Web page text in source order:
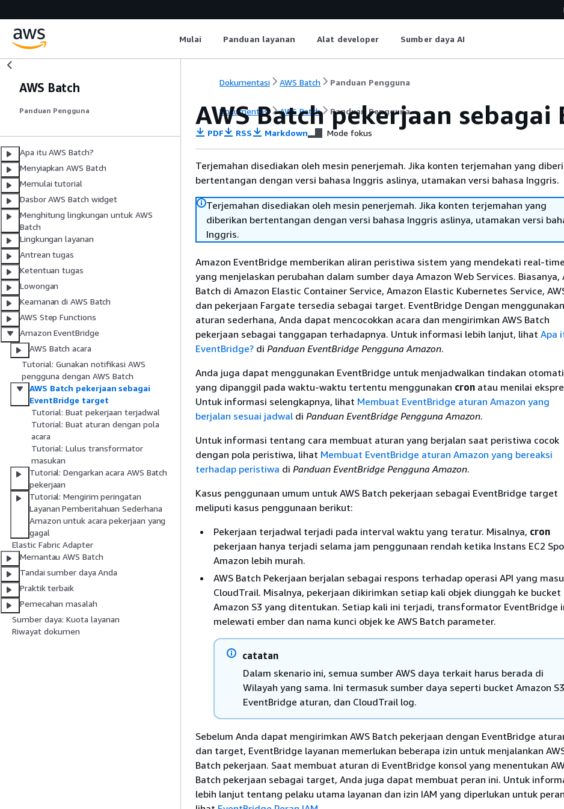
Mulai Panduan layanan Alat developer Sumber daya AI
AWS Batch
Panduan Pengguna
Apa itu AWS Batch?
Menyiapkan AWS Batch
Memulai tutorial
Dasbor AWS Batch widget
Menghitung lingkungan untuk AWS
Batch
Lingkungan layanan
Antrean tugas
Ketentuan tugas
Lowongan
Keamanan di AWS Batch
AWS Step Functions
Amazon EventBridge
AWS Batch acara
Tutorial: Gunakan notifikasi AWS
pengguna dengan AWS Batch
AWS Batch pekerjaan sebagai
EventBridge target
Tutorial: Buat pekerjaan terjadwal
Tutorial: Buat aturan dengan pola
acara
Tutorial: Lulus transformator
masukan
Tutorial: Dengarkan acara AWS Batch
pekerjaan
Tutorial: Mengirim peringatan
Layanan Pemberitahuan Sederhana
Amazon untuk acara pekerjaan yang
gagal
Elastic Fabric Adapter
Memantau AWS Batch
Tandai sumber daya Anda
Praktik terbaik
Pemecahan masalah
Sumber daya: Kuota layanan
Riwayat dokumen
Dokumentasi AWS Batch Panduan Pengguna
Dokumentasi AWS Batch Panduan Pengguna
AWS Batch pekerjaan
PDF RSS Markdown Mode fokus
Terjemahan disediakan oleh mesin penerjemah. Jika konten terjemahan yang
bertentangan dengan versi bahasa Inggris aslinya, utamakan versi bahasa Inggris.
Terjemahan disediakan oleh mesin penerjemah. Jika konten terjemahan yang
diberikan bertentangan dengan versi bahasa Inggris aslinya, utamakan versi
Inggris.
Amazon EventBridge memberikan aliran peristiwa sistem yang mendekati real-time
yang menjelaskan perubahan dalam sumber daya Amazon Web Services. Biasanya,
Batch di Amazon Elastic Container Service, Amazon Elastic Kubernetes Service,
dan pekerjaan Fargate tersedia sebagai target. EventBridge Dengan menggunakan
aturan sederhana, Anda dapat mencocokkan acara dan mengirimkan AWS Batch
pekerjaan sebagai tanggapan terhadapnya. Untuk informasi lebih lanjut, lihat Apa
EventBridge? di Panduan EventBridge Pengguna Amazon.
Anda juga dapat menggunakan EventBridge untuk menjadwalkan tindakan
yang dipanggil pada waktu-waktu tertentu menggunakan cron atau menilai
Untuk informasi selengkapnya, lihat Membuat EventBridge aturan Amazon yang
berjalan sesuai jadwal di Panduan EventBridge Pengguna Amazon.
Untuk informasi tentang cara membuat aturan yang berjalan saat peristiwa cocok
dengan pola peristiwa, lihat Membuat EventBridge aturan Amazon yang bereaksi
terhadap peristiwa di Panduan EventBridge Pengguna Amazon.
Kasus penggunaan umum untuk AWS Batch pekerjaan sebagai EventBridge target
meliputi kasus penggunaan berikut:
Pekerjaan terjadwal terjadi pada interval waktu yang teratur. Misalnya, cron
pekerjaan hanya terjadi selama jam penggunaan rendah ketika Instans EC2
Amazon lebih murah.
AWS Batch Pekerjaan berjalan sebagai respons terhadap operasi API yang
CloudTrail. Misalnya, pekerjaan dikirimkan setiap kali objek diunggah ke bucket
Amazon S3 yang ditentukan. Setiap kali ini terjadi, transformator EventBridge
melewati ember dan nama kunci objek ke AWS Batch parameter.
catatan
Dalam skenario ini, semua sumber AWS daya terkait harus berada di
Wilayah yang sama. Ini termasuk sumber daya seperti bucket Amazon
EventBridge aturan, dan CloudTrail log.
Sebelum Anda dapat mengirimkan AWS Batch pekerjaan dengan EventBridge
dan target, EventBridge layanan memerlukan beberapa izin untuk menjalankan
Batch pekerjaan. Saat membuat aturan di EventBridge konsol yang menentukan
Batch pekerjaan sebagai target, Anda juga dapat membuat peran ini. Untuk
lebih lanjut tentang pelaku utama layanan dan izin IAM yang diperlukan untuk